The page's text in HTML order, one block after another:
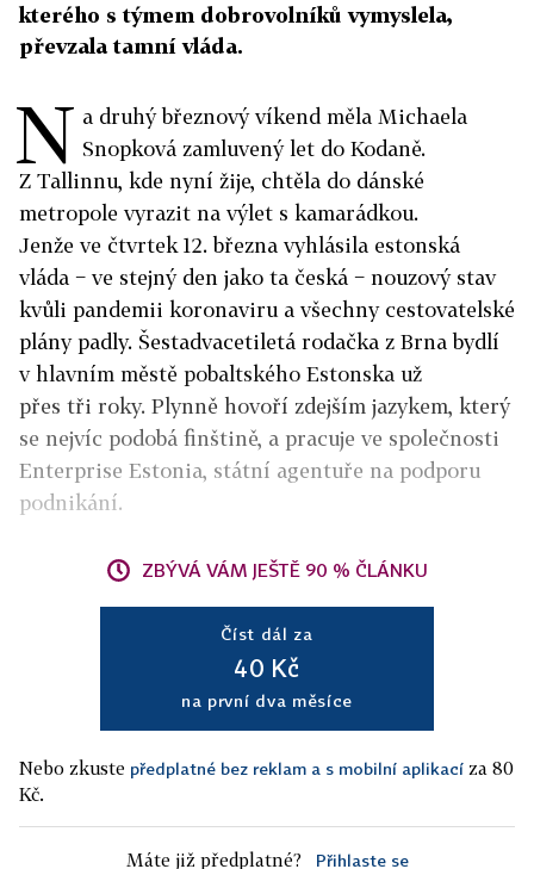
kterého s týmem dobrovolníků vymyslela,
převzala tamní vláda.
N a druhý březnový víkend měla Michaela
Snopková zamluvený let do Kodaně.
Z Tallinnu, kde nyní žije, chtěla do dánské
metropole vyrazit na výlet s kamarádkou.
Jenže ve čtvrtek 12. března vyhlásila estonská
vláda − ve stejný den jako ta česká − nouzový stav
kvůli pandemii koronaviru a všechny cestovatelské
plány padly. Šestadvacetiletá rodačka z Brna bydlí
v hlavním městě pobaltského Estonska už
přes tři roky. Plynně hovoří zdejším jazykem, který
se nejvíc podobá finštině, a pracuje ve společnosti
Enterprise Estonia, státní agentuře na podporu
podnikání.
ZBÝVÁ VÁM JEŠTĚ 90 % ČLÁNKU
Číst dál za
40 Kč
na první dva měsíce
Nebo zkuste předplatné bez reklam a s mobilní aplikací za 80
Kč.
Máte již předplatné? Přihlaste se